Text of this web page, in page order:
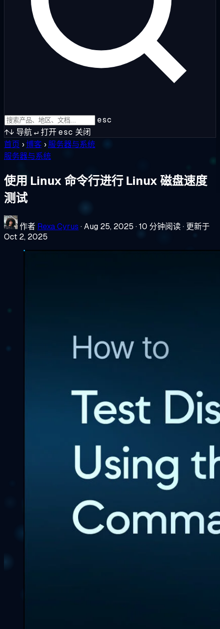
esc
↑↓ 导航↵打开esc 关闭
首页 ›博客 › 服务器与系统
服务器与系统
使用 Linux 命令行进行 Linux 磁盘速度
测试
作者 Rexa Cyrus ·Aug 25, 2025 ·10 分钟阅读· 更新于
Oct 2, 2025